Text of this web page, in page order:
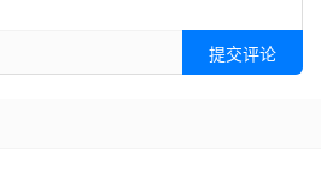
提交评论